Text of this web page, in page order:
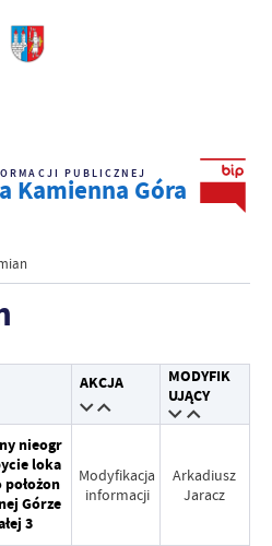
PUBLICZNEJ
Kamienna Góra
AKCJA
MODYFIK
UJĄCY
nieogr
loka
Górze
3
Modyfikacja
informacji
Arkadiusz
Jaracz